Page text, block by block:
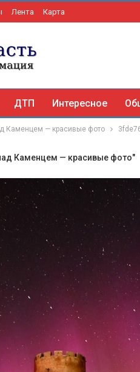
Лента Карта
ДТП Интересное
Каменцем — красивые фото
Каменцем — красивые фото"